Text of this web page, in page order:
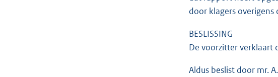
door klagers
BESLISSING
De voorzitter verklaart
Aldus beslist door mr.